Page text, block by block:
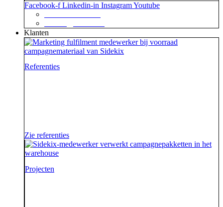
Facebook-f Linkedin-in InstagramYoutube
Klanten
Referenties
Zie referenties
Projecten